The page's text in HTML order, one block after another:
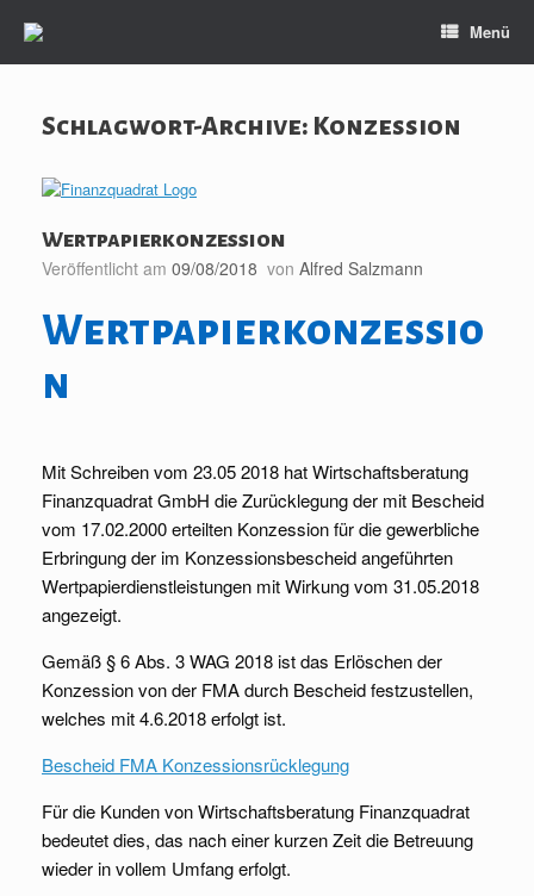
Inhalt
Menü
Schlagwort-Archive: Konzession
Wertpapierkonzession
Veröffentlicht am 09/08/2018 von Alfred Salzmann
Wertpapierkonzessio
n
Mit Schreiben vom 23.05 2018 hat Wirtschaftsberatung
Finanzquadrat GmbH die Zurücklegung der mit Bescheid
vom 17.02.2000 erteilten Konzession für die gewerbliche
Erbringung der im Konzessionsbescheid angeführten
Wertpapierdienstleistungen mit Wirkung vom 31.05.2018
angezeigt.
Gemäß § 6 Abs. 3 WAG 2018 ist das Erlöschen der
Konzession von der FMA durch Bescheid festzustellen,
welches mit 4.6.2018 erfolgt ist.
Bescheid FMA Konzessionsrücklegung
Für die Kunden von Wirtschaftsberatung Finanzquadrat
bedeutet dies, das nach einer kurzen Zeit die Betreuung
wieder in vollem Umfang erfolgt.